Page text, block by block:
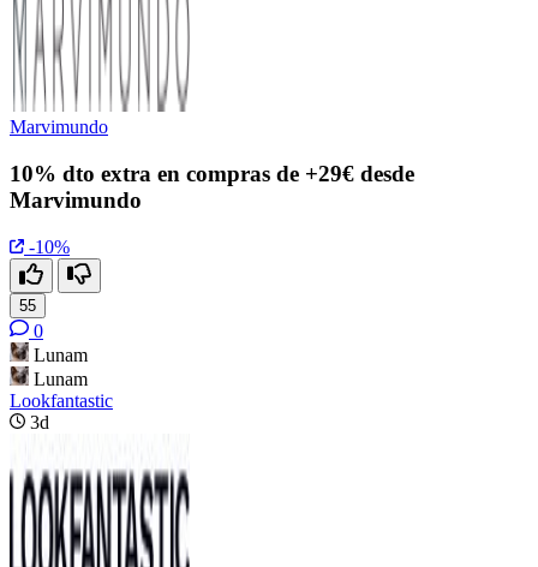
Marvimundo
10% dto extra en compras de +29€ desde
Marvimundo
-10%
55
0
Lunam
Lunam
Lookfantastic
3d